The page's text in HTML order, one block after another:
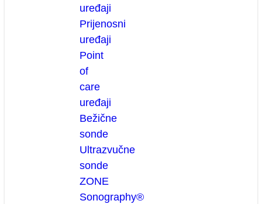
uređaji
Prijenosni
uređaji
Point
of
care
uređaji
Bežične
sonde
Ultrazvučne
sonde
ZONE
Sonography®